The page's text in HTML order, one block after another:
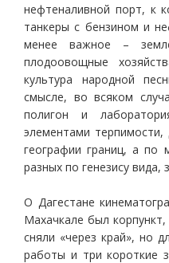
нефтеналивной порт, к
танкеры с бензином и
менее важное –
плодоовощные
культура народной
смысле, во всяком
полигон и
элементами
географии границ, а по
разных по генезису вида,
О Дагестане
Махачкале был
сняли «через край», но
работы и три короткие